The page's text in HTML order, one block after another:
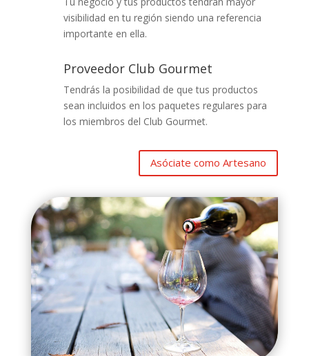
visibilidad en tu región siendo una referencia
importante en ella.
Proveedor Club Gourmet
Tendrás la posibilidad de que tus productos
sean incluidos en los paquetes regulares para
los miembros del Club Gourmet.
Asóciate como Artesano